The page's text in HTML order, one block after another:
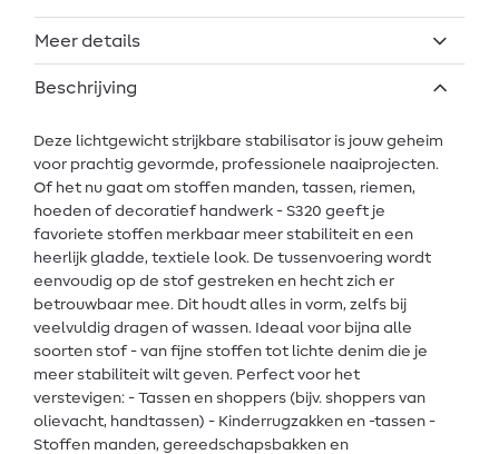
Meer details
Beschrijving
Deze lichtgewicht strijkbare stabilisator is jouw geheim
voor prachtig gevormde, professionele naaiprojecten.
Of het nu gaat om stoffen manden, tassen, riemen,
hoeden of decoratief handwerk - S320 geeft je
favoriete stoffen merkbaar meer stabiliteit en een
heerlijk gladde, textiele look. De tussenvoering wordt
eenvoudig op de stof gestreken en hecht zich er
betrouwbaar mee. Dit houdt alles in vorm, zelfs bij
veelvuldig dragen of wassen. Ideaal voor bijna alle
soorten stof - van fijne stoffen tot lichte denim die je
meer stabiliteit wilt geven. Perfect voor het
verstevigen: - Tassen en shoppers (bijv. shoppers van
olievacht, handtassen) - Kinderrugzakken en -tassen -
Stoffen manden, gereedschapsbakken en